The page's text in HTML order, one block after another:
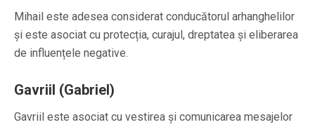
Mihail este adesea considerat conducătorul arhanghelilor
și este asociat cu protecția, curajul, dreptatea și eliberarea
de influențele negative.
Gavriil (Gabriel)
Gavriil este asociat cu vestirea și comunicarea mesajelor